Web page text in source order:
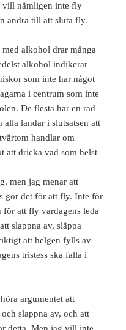
vill nämligen inte fly
andra till att sluta fly.
alkohol drar många
alkohol indikerar
som inte har något
i centrum som inte
De flesta har en rad
landar i slutsatsen att
handlar om
att dricka vad som helst
men jag menar att
gör det för att fly. Inte för
att fly vardagens leda
slappna av, släppa
att helgen fylls av
tristess ska falla i
argumentet att
slappna av, och att